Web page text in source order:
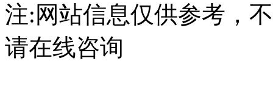
注:网站信息仅供参考，
请在线咨询